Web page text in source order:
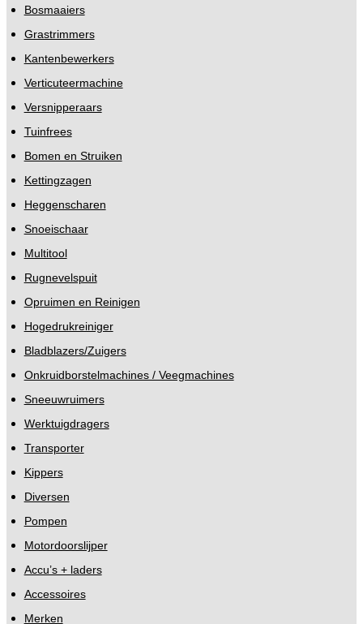
Bosmaaiers
Grastrimmers
Kantenbewerkers
Verticuteermachine
Versnipperaars
Tuinfrees
Bomen en Struiken
Kettingzagen
Heggenscharen
Snoeischaar
Multitool
Rugnevelspuit
Opruimen en Reinigen
Hogedrukreiniger
Bladblazers/Zuigers
Onkruidborstelmachines / Veegmachines
Sneeuwruimers
Werktuigdragers
Transporter
Kippers
Diversen
Pompen
Motordoorslijper
Accu’s + laders
Accessoires
Merken